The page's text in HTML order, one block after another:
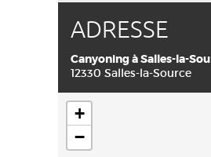
ADRESSE
Canyoning à Salles-la-
12330 Salles-la-Source
+
−